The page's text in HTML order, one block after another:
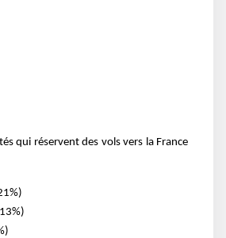
qui réservent des vols vers la France